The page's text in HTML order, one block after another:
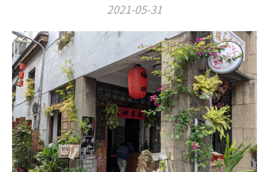
2021-05-31